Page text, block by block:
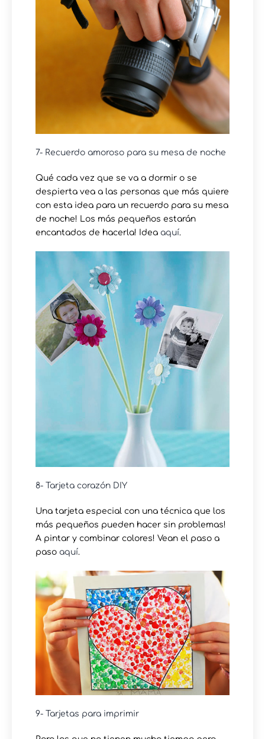
7- Recuerdo amoroso para su mesa de noche
Qué cada vez que se va a dormir o se
despierta vea a las personas que más quiere
con esta idea para un recuerdo para su mesa
de noche! Los más pequeños estarán
encantados de hacerla! Idea aquí.
8- Tarjeta corazón DIY
Una tarjeta especial con una técnica que los
más pequeños pueden hacer sin problemas!
A pintar y combinar colores! Vean el paso a
paso aquí.
9- Tarjetas para imprimir